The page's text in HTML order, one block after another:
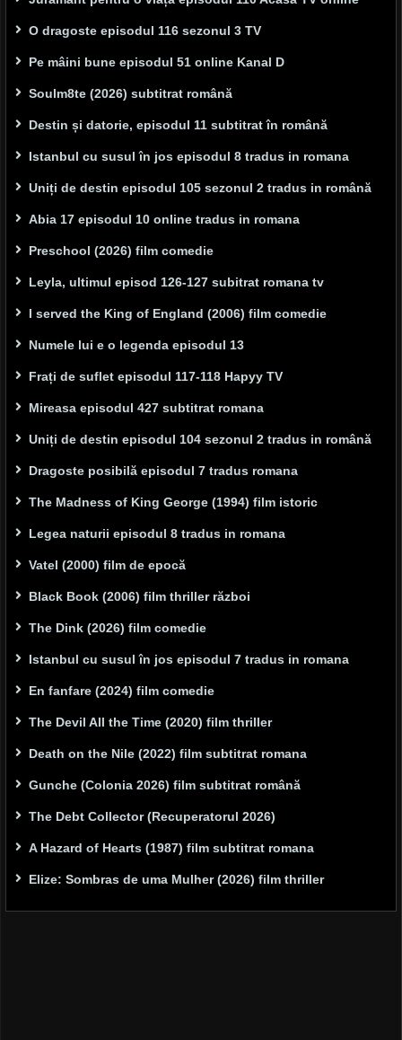
O dragoste episodul 116 sezonul 3 TV
Pe mâini bune episodul 51 online Kanal D
Soulm8te (2026) subtitrat română
Destin și datorie, episodul 11 subtitrat în română
Istanbul cu susul în jos episodul 8 tradus in romana
Uniți de destin episodul 105 sezonul 2 tradus in română
Abia 17 episodul 10 online tradus in romana
Preschool (2026) film comedie
Leyla, ultimul episod 126-127 subitrat romana tv
I served the King of England (2006) film comedie
Numele lui e o legenda episodul 13
Frați de suflet episodul 117-118 Hapyy TV
Mireasa episodul 427 subtitrat romana
Uniți de destin episodul 104 sezonul 2 tradus in română
Dragoste posibilă episodul 7 tradus romana
The Madness of King George (1994) film istoric
Legea naturii episodul 8 tradus in romana
Vatel (2000) film de epocă
Black Book (2006) film thriller război
The Dink (2026) film comedie
Istanbul cu susul în jos episodul 7 tradus in romana
En fanfare (2024) film comedie
The Devil All the Time (2020) film thriller
Death on the Nile (2022) film subtitrat romana
Gunche (Colonia 2026) film subtitrat română
The Debt Collector (Recuperatorul 2026)
A Hazard of Hearts (1987) film subtitrat romana
Elize: Sombras de uma Mulher (2026) film thriller